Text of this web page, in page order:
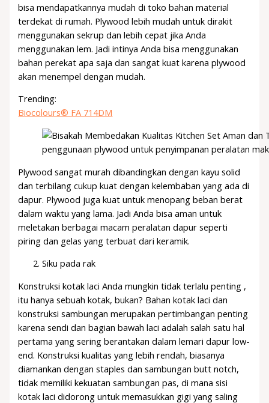
bisa mendapatkannya mudah di toko bahan material
terdekat di rumah. Plywood lebih mudah untuk dirakit
menggunakan sekrup dan lebih cepat jika Anda
menggunakan lem. Jadi intinya Anda bisa menggunakan
bahan perekat apa saja dan sangat kuat karena plywood
akan menempel dengan mudah.
Trending:
Biocolours® FA 714DM
penggunaan plywood untuk penyimpanan peralatan
Plywood sangat murah dibandingkan dengan kayu solid
dan terbilang cukup kuat dengan kelembaban yang ada di
dapur. Plywood juga kuat untuk menopang beban berat
dalam waktu yang lama. Jadi Anda bisa aman untuk
meletakan berbagai macam peralatan dapur seperti
piring dan gelas yang terbuat dari keramik.
Siku pada rak
Konstruksi kotak laci Anda mungkin tidak terlalu penting ,
itu hanya sebuah kotak, bukan? Bahan kotak laci dan
konstruksi sambungan merupakan pertimbangan penting
karena sendi dan bagian bawah laci adalah salah satu hal
pertama yang sering berantakan dalam lemari dapur low-
end. Konstruksi kualitas yang lebih rendah, biasanya
diamankan dengan staples dan sambungan butt notch,
tidak memiliki kekuatan sambungan pas, di mana sisi
kotak laci didorong untuk memasukkan gigi yang saling